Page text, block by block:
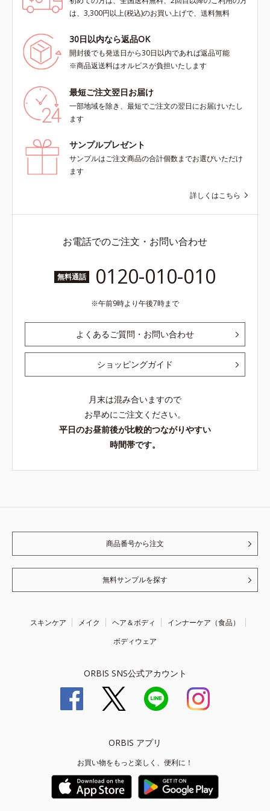
は、3,300円以上(税込)のお買い上げで、送料無料
30日以内なら返品OK
開封後でも発送日から30日以内であれば返品可能
※商品返送料はオルビスが負担いたします
最短ご注文翌日お届け
一部地域を除き、最短でご注文の翌日にお届けいたし
ます
サンプルプレゼント
サンプルはご注文商品の合計個数までお選びいただけ
ます
詳しくはこちら
お電話でのご注文・お問い合わせ
無料通話 0120-010-010
午前9時より午後7時まで
よくあるご質問・お問い合わせ
ショッピングガイド
月末は混み合いますので
お早めにご注文ください。
平日のお昼前後が比較的つながりやすい
時間帯です。
商品番号から注文
無料サンプルを探す
スキンケア メイク ヘア＆ボディ
インナーケア（食品）
ボディウェア
ORBIS SNS公式アカウント
ORBIS アプリ
お買い物をもっと楽しく、便利に！